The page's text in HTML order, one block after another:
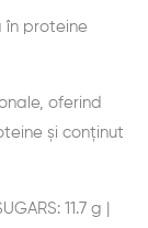
proteine
oferind
și conținut
11.7 g |